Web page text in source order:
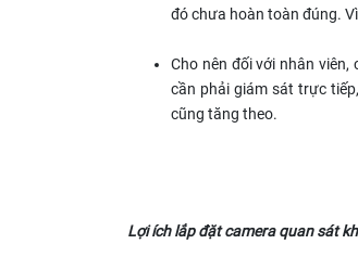
đó chưa hoàn toàn đúng.
Cho nên đối với nhân
cần phải giám sát trực
cũng tăng theo.
Lợi ích lắp đặt camera quan sát